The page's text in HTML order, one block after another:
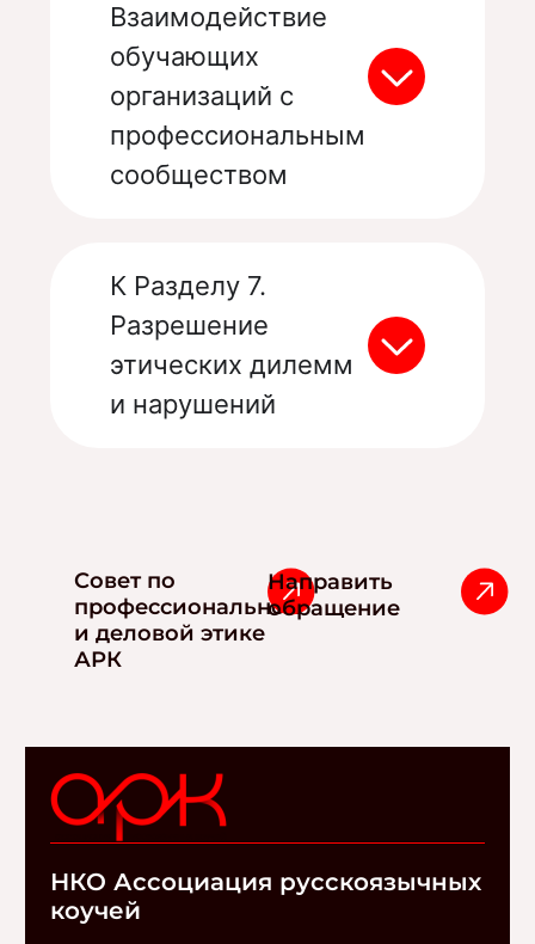
Взаимодействие
обучающих
организаций с
профессиональным
сообществом
К Разделу 7.
Разрешение
этических дилемм
и нарушений
Совет по
профессиональной
и деловой этике
АРК
Направить
обращение
НКО Ассоциация русскоязычных
коучей